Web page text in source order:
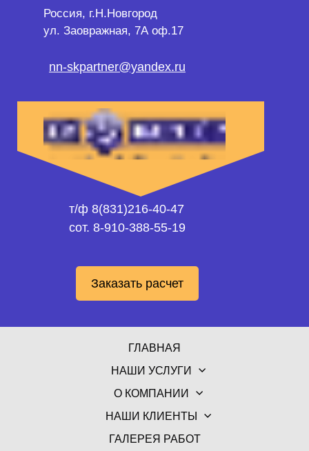
nn-skpartner@yandex.ru
т/ф 8(831)216-40-47
сот. 8-910-388-55-19
Россия, г.Н.Новгород
ул. Заовражная, 7А оф.17
Заказать расчет
ГЛАВНАЯ
НАШИ УСЛУГИ
О КОМПАНИИ
НАШИ КЛИЕНТЫ
ГАЛЕРЕЯ РАБОТ